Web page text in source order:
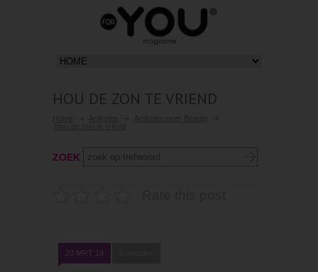
HOU DE ZON TE VRIEND
ZOEK
20 MRT 19